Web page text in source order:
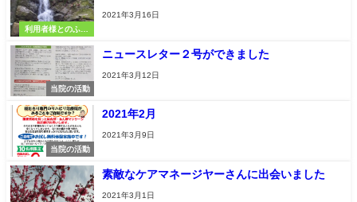
利用者様とのふれ
2021年3月16日
当院の活動
ニュースレター２号ができました
2021年3月12日
当院の活動
2021年2月
2021年3月9日
素敵なケアマネージヤーさんに出会いました
2021年3月1日